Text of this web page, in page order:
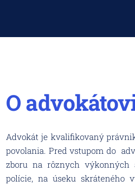
O
Advokát je kvalifikovaný
povolania. Pred vstupom do
zboru na rôznych výkonných
polície, na úseku skráteného